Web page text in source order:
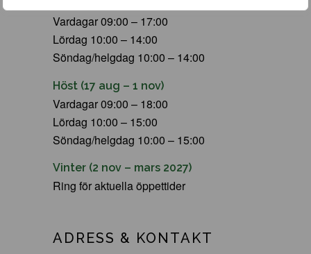
Vardagar 09:00 – 17:00
Lördag 10:00 – 14:00
Söndag/helgdag 10:00 – 14:00
Höst (17 aug – 1 nov)
Vardagar 09:00 – 18:00
Lördag 10:00 – 15:00
Söndag/helgdag 10:00 – 15:00
Vinter (2 nov – mars 2027)
Ring för aktuella öppettider
ADRESS & KONTAKT